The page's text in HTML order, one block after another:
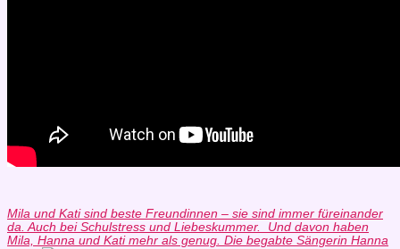
Mila und Kati sind beste Freundinnen – sie sind immer füreinander
da. Auch bei Schulstress und Liebeskummer. Und davon haben
Mila, Hanna und Kati mehr als genug. Die begabte Sängerin Hanna